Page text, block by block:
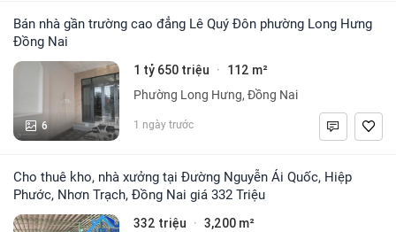
Bán nhà gần trường cao đẳng Lê Quý Đôn phường Long Hưng
Đồng Nai
6
1 tỷ 650 triệu · 112 m²
Phường Long Hưng, Đồng Nai
1 ngày trước
Cho thuê kho, nhà xưởng tại Đường Nguyễn Ái Quốc, Hiệp
Phước, Nhơn Trạch, Đồng Nai giá 332 Triệu
332 triệu · 3,200 m²